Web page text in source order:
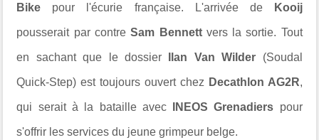
Bike pour l'écurie française. L'arrivée de Kooij
pousserait par contreSam Bennettvers la sortie. Tout
en sachant que le dossier Ilan Van Wilder (Soudal
Quick-Step) est toujours ouvert chez Decathlon AG2R,
qui serait à la bataille avecINEOS Grenadiers pour
s'offrir les services du jeune grimpeur belge.